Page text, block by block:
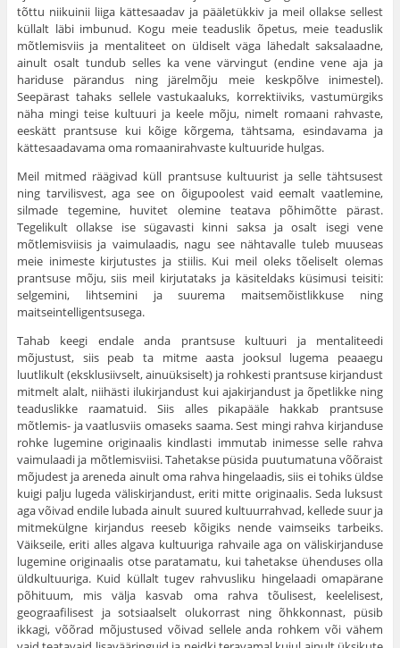
tõttu niikuinii liiga kättesaadav ja pääletükkiv ja meil ollakse sellest
küllalt läbi imbunud. Kogu meie teaduslik õpetus, meie teaduslik
mõtlemisviis ja mentaliteet on üldiselt väga lähedalt saksalaadne,
ainult osalt tundub selles ka vene värvingut (endine vene aja ja
hariduse pärandus ning järelmõju meie keskpõlve inimestel).
Seepärast tahaks sellele vastukaaluks, korrektiiviks, vastumürgiks
näha mingi teise kultuuri ja keele mõju, nimelt romaani rahvaste,
eeskätt prantsuse kui kõige kõrgema, tähtsama, esindavama ja
kättesaadavama oma romaanirahvaste kultuuride hulgas.
Meil mitmed räägivad küll prantsuse kultuurist ja selle tähtsusest
ning tarvilisvest, aga see on õigupoolest vaid eemalt vaatlemine,
silmade tegemine, huvitet olemine teatava põhimõtte pärast.
Tegelikult ollakse ise sügavasti kinni saksa ja osalt isegi vene
mõtlemisviisis ja vaimulaadis, nagu see nähtavalle tuleb muuseas
meie inimeste kirjutustes ja stiilis. Kui meil oleks tõeliselt olemas
prantsuse mõju, siis meil kirjutataks ja käsiteldaks küsimusi teisiti:
selgemini, lihtsemini ja suurema maitsemõistlikkuse ning
maitseintelligentsusega.
Tahab keegi endale anda prantsuse kultuuri ja mentaliteedi
mõjustust, siis peab ta mitme aasta jooksul lugema peaaegu
luutlikult (eksklusiivselt, ainuüksiselt) ja rohkesti prantsuse kirjandust
mitmelt alalt, niihästi ilukirjandust kui ajakirjandust ja õpetlikke ning
teaduslikke raamatuid. Siis alles pikapääle hakkab prantsuse
mõtlemis- ja vaatlusviis omaseks saama. Sest mingi rahva kirjanduse
rohke lugemine originaalis kindlasti immutab inimesse selle rahva
vaimulaadi ja mõtlemisviisi. Tahetakse püsida puutumatuna võõraist
mõjudest ja areneda ainult oma rahva hingelaadis, siis ei tohiks üldse
kuigi palju lugeda väliskirjandust, eriti mitte originaalis. Seda luksust
aga võivad endile lubada ainult suured kultuurrahvad, kellede suur ja
mitmekülgne kir­jandus reeseb kõigiks nende vaimseiks tarbeiks.
Väikseile, eriti alles algava kultuuriga rahvaile aga on väliskirjanduse
lugemine originaalis otse parata­matu, kui tahetakse ühenduses olla
üldkultuuriga. Kuid küllalt tugev rahvus­liku hingelaadi omapärane
põhituum, mis välja kasvab oma rahva tõulisest, keelelisest,
geograafilisest ja sotsiaalselt olukorrast ning õhkkonnast, püsib
ikkagi, võõrad mõjustused võivad sellele anda rohkem või vähem